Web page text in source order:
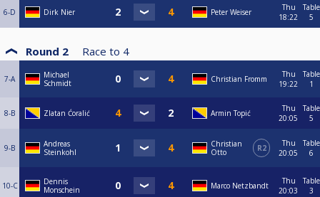
6-D Dirk Nier Peter Weiser
Thu
18:22
Table
5
Round 2 Race to 4
7-A
Michael
Schmidt
Christian Fromm
Thu
19:22
Table
1
8-B Zlatan Ćoralić Armin Topić
Thu
20:05
Table
5
9-B
Andreas
Steinkohl
Christian
Otto
R2
Thu
20:05
Table
6
10-C
Dennis
Monschein
Marco Netzbandt
Thu
20:03
Table
3